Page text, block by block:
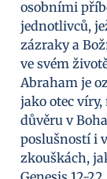
osobními
jednotlivců,
zázraky a
ve svém
Abraham je
jako otec víry,
důvěru v
poslušností i
zkouškách,